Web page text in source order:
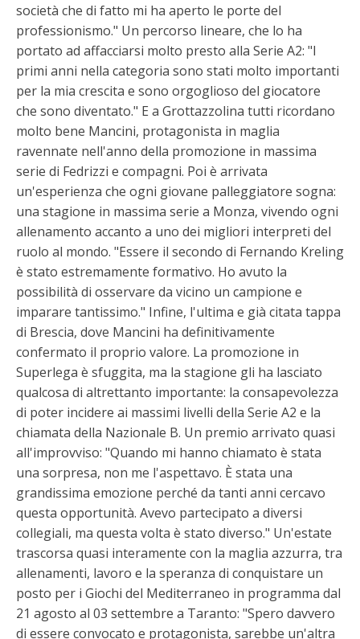
società che di fatto mi ha aperto le porte del
professionismo." Un percorso lineare, che lo ha
portato ad affacciarsi molto presto alla Serie A2: "I
primi anni nella categoria sono stati molto importanti
per la mia crescita e sono orgoglioso del giocatore
che sono diventato." E a Grottazzolina tutti ricordano
molto bene Mancini, protagonista in maglia
ravennate nell'anno della promozione in massima
serie di Fedrizzi e compagni. Poi è arrivata
un'esperienza che ogni giovane palleggiatore sogna:
una stagione in massima serie a Monza, vivendo ogni
allenamento accanto a uno dei migliori interpreti del
ruolo al mondo. "Essere il secondo di Fernando Kreling
è stato estremamente formativo. Ho avuto la
possibilità di osservare da vicino un campione e
imparare tantissimo." Infine, l'ultima e già citata tappa
di Brescia, dove Mancini ha definitivamente
confermato il proprio valore. La promozione in
Superlega è sfuggita, ma la stagione gli ha lasciato
qualcosa di altrettanto importante: la consapevolezza
di poter incidere ai massimi livelli della Serie A2 e la
chiamata della Nazionale B. Un premio arrivato quasi
all'improvviso: "Quando mi hanno chiamato è stata
una sorpresa, non me l'aspettavo. È stata una
grandissima emozione perché da tanti anni cercavo
questa opportunità. Avevo partecipato a diversi
collegiali, ma questa volta è stato diverso." Un'estate
trascorsa quasi interamente con la maglia azzurra, tra
allenamenti, lavoro e la speranza di conquistare un
posto per i Giochi del Mediterraneo in programma dal
21 agosto al 03 settembre a Taranto: "Spero davvero
di essere convocato e protagonista, sarebbe un'altra